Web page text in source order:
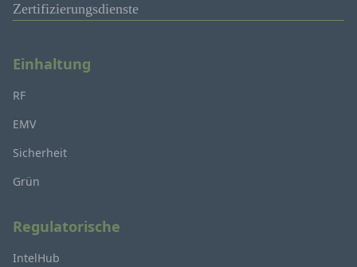
Zertifizierungsdienste
Einhaltung
RF
EMV
Sicherheit
Grün
Regulatorische
IntelHub